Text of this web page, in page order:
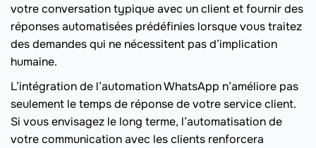
votre conversation typique avec un client et fournir des
réponses automatisées prédéfinies lorsque vous traitez
des demandes qui ne nécessitent pas d’implication
humaine.
L’intégration de l’automation WhatsApp n’améliore pas
seulement le temps de réponse de votre service client.
Si vous envisagez le long terme, l’automatisation de
votre communication avec les clients renforcera